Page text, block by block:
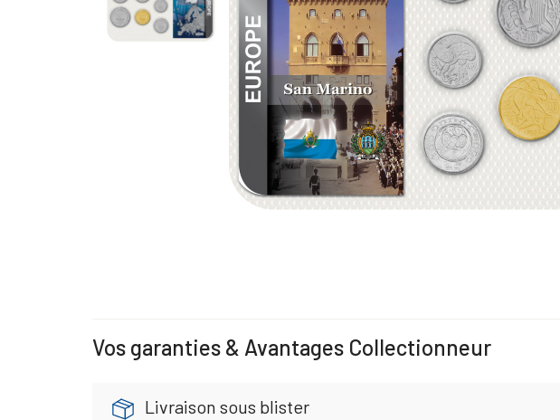
Vos garanties & Avantages Collectionneur
Livraison sous blister